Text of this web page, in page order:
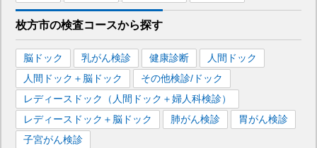
枚方市の検査コースから探す
脳ドック 乳がん検診 健康診断
人間ドック
人間ドック＋脳ドック
その他検診/ドック
レディースドック（人間ドック＋婦人科検診）
レディースドック＋脳ドック
肺がん検診
胃がん検診
子宮がん検診